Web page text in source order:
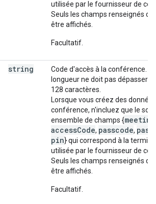
utilisée par le fournisseur de
Seuls les champs renseignés
être affichés.
Facultatif.
string
Code d'accès à la conférence. La
longueur ne doit pas dépasser
128 caractères.
Lorsque vous créez des
conférence, n'incluez que le
ensemble de champs {
accessCode, passcode,
pin} qui correspond à la
utilisée par le fournisseur de
Seuls les champs renseignés
être affichés.
Facultatif.